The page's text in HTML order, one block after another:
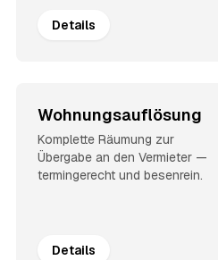
Details
Wohnungsauflösung
Komplette Räumung zur
Übergabe an den Vermieter —
termingerecht und besenrein.
Details